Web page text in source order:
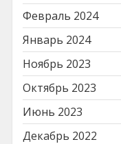
Февраль 2024
Январь 2024
Ноябрь 2023
Октябрь 2023
Июнь 2023
Декабрь 2022